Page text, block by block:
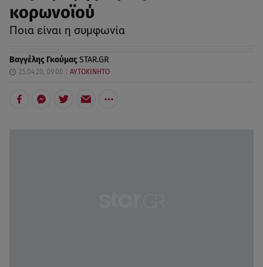
κορωνοϊού
Ποια είναι η συμφωνία
Βαγγέλης ΓκούμαςSTAR.GR
25.04.20, 09:00 ΑΥΤΟΚΙΝΗΤΟ